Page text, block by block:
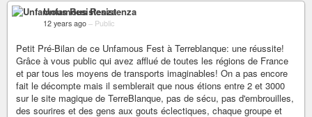
Unfamous Resistenza
12 years ago – Public
Petit Pré-Bilan de ce Unfamous Fest à Terreblanque: une réussite!
Grâce à vous public qui avez afflué de toutes les régions de France
et par tous les moyens de transports imaginables! On a pas encore
fait le décompte mais il semblerait que nous étions entre 2 et 3000
sur le site magique de TerreBlanque, pas de sécu, pas d'embrouilles,
des sourires et des gens aux gouts éclectiques, chaque groupe et